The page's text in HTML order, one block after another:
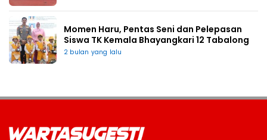
Momen Haru, Pentas Seni dan Pelepasan
Siswa TK Kemala Bhayangkari 12 Tabalong
2 bulan yang lalu